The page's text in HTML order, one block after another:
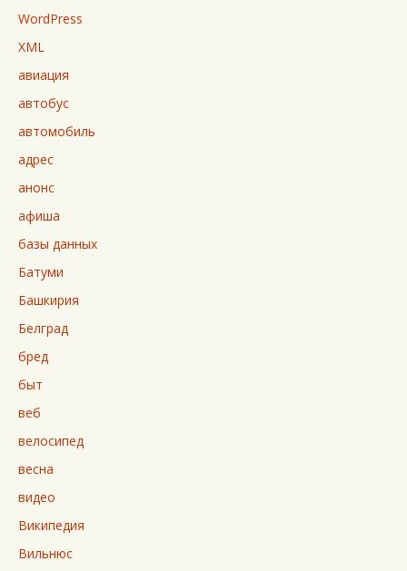
WordPress
XML
авиация
автобус
автомобиль
адрес
анонс
афиша
базы данных
Батуми
Башкирия
Белград
бред
быт
веб
велосипед
весна
видео
Википедия
Вильнюс